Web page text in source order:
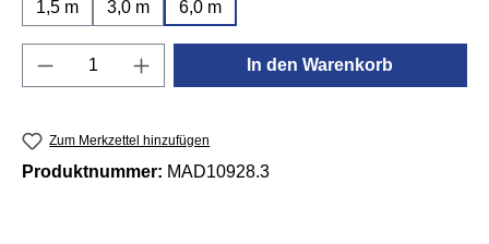
1,5 m 3,0 m 6,0 m
Produkt Anzahl: Gib den gewünschten
In den Warenkorb
Zum Merkzettel hinzufügen
Produktnummer: MAD10928.3